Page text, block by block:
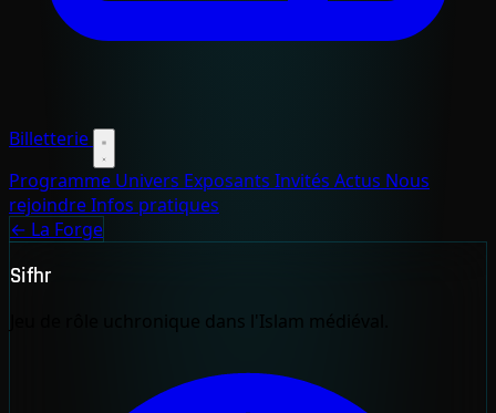
Billetterie
Programme Univers Exposants Invités Actus Nous
rejoindreInfos pratiques
← La Forge
Sifhr
Jeu de rôle uchronique dans l'Islam médiéval.